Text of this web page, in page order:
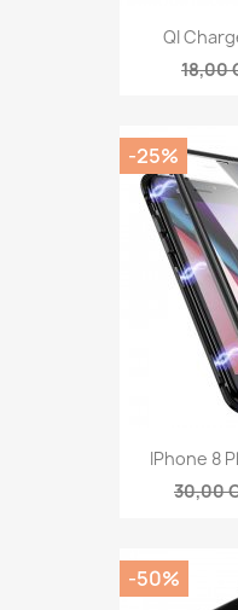
QI
18,00
IPhone 8
30,00
-25%
-50%